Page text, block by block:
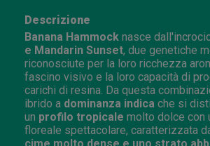
Descrizione
Banana Hammock nasce
e Mandarin Sunset, due genetiche
riconosciute per la loro ricchezza
fascino visivo e la loro capacità di
carichi di resina. Da questa
ibrido a dominanza indica che si
un profilo tropicale molto dolce con
floreale spettacolare, caratterizzata
cime molto dense e uno strato